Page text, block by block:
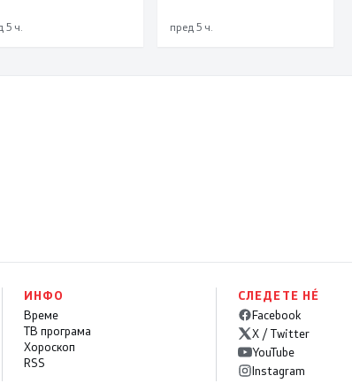
5 ч. пред 5 ч.
ИНФО
Време
ТВ програма
Хороскоп
RSS
СЛЕДЕТЕ НÉ
Facebook
X / Twitter
YouTube
Instagram